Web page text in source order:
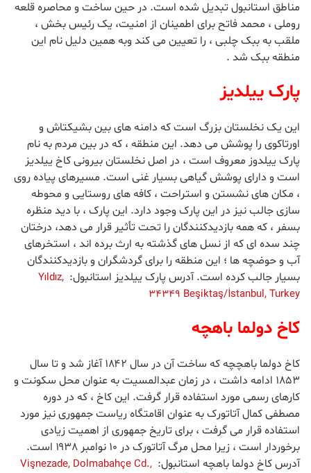
مناطق استانبول تبدیل شده است. در حین ساخت و محاصره قلعه
روملی ، محمد فاتح برای اطمینان از امنیت، یک رئیس بخش ،
ملقب به ببک چلبی ، را تعیین می کند وبه همین دلیل نام این
منطقه ببک شد .
پارک ییلدیز
این یک نخلستان بزرگ است که دامنه های بین بشیکتاش و
اورتاکوی را پوشش می دهد. این منطقه ، که در بین مردم به نام
پارک ییلدوز معروف است ، در اصل نخلستان بیرونی کاخ ییلدیز
است و دارای پوشش گیاهی بسیار غنی است. مسیرهای پیاده روی
، مکان های نشستن و استراحت ، کافه های روستایی و محوطه
سازی جالب نیز در این پارک وجود دارد. این پارک ، با دید منظره
بسفر ، که همه بازدیدکنندگان را تحت تأثیر قرار می دهد، درختان
چند سده ای که از نسل های گذشته به ارث برده اند ، استخرهای
آب و حوضچه ها ؛ این منطقه را برای گردشگران و بازدیدکنندگان
بسیار جالب کرده است. آدرس پارک ییلدیز استانبول: Yıldız,
34349 Beşiktaş/İstanbul, Turkey
کاخ دولما باهچه
کاخ دولما باهچچه که ساخت آن در سال ۱۸۴۲ آغاز شد و تا سال
۱۸۵۳ ادامه داشت ، در زمان عبدالمسیت به عنوان محل سکونت و
کارهای رسمی مورد استفاده قرار گرفت. این کاخ ، که در دوره
مصطفی کمال آتاتورک به عنوان اقامتگاه ریاست جمهوری نیز مورد
استفاده قرار می گرفت ، برای تاریخ جمهوری از اهمیت زیادی
برخوردار است ، زیرا محل مرگ آتاتورک در ۱۰ نوامبر ۱۹۳۸ است.
آدرس کاخ دولما باهچه استانبول: Vişnezade, Dolmabahçe Cd.,